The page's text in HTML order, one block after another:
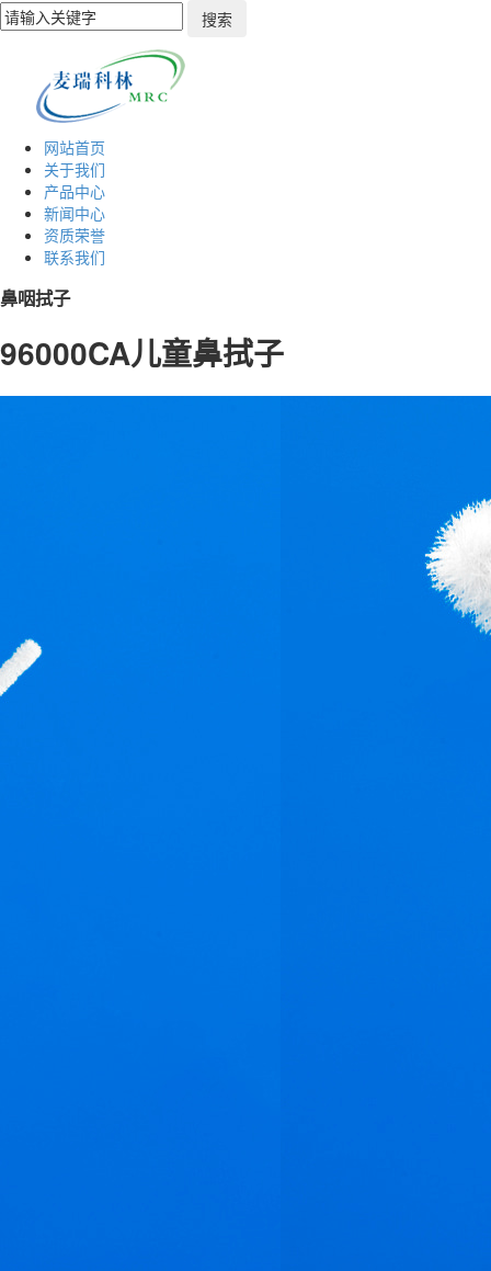
网站首页
关于我们
产品中心
新闻中心
资质荣誉
联系我们
鼻咽拭子
96000CA儿童鼻拭子